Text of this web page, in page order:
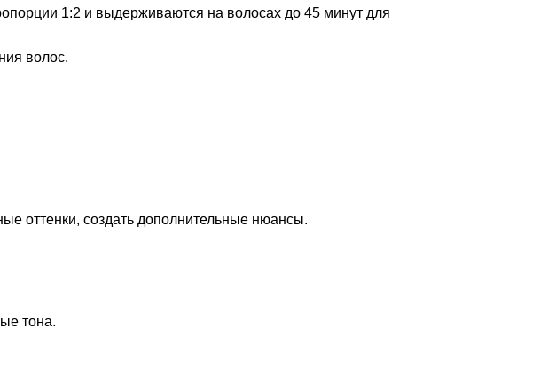
1:2 и выдерживаются на волосах до 45 минут для
волос.
оттенки, создать дополнительные нюансы.
тона.